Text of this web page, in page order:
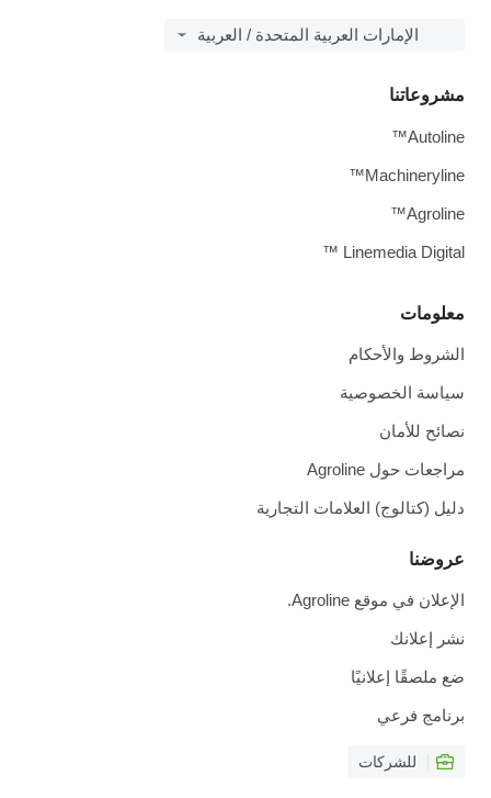
الإمارات العربية المتحدة / العربية
معلومات
الشروط والأحكام
سياسة الخصوصية
نصائح للأمان
مراجعات حول Agroline
دليل (كتالوج) العلامات التجارية
عروضنا
الإعلان في موقع Agroline.
نشر إعلانك
ضع ملصقًا إعلانيًا
برنامج فرعي
للشركات
مشروعاتنا
Autoline™
Machineryline™
Agroline™
Linemedia Digital ™